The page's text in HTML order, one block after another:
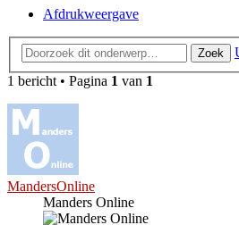
Afdrukweergave
Zoek
1 bericht • Pagina 1 van 1
MandersOnline
Manders Online